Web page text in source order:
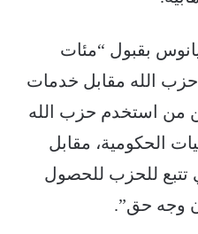
بقبول “مئات
حزب الله مقابل خدمات
من استخدم حزب الله
الحكومية، مقابل
تتبع للحزب للحصول
وجه حق”.